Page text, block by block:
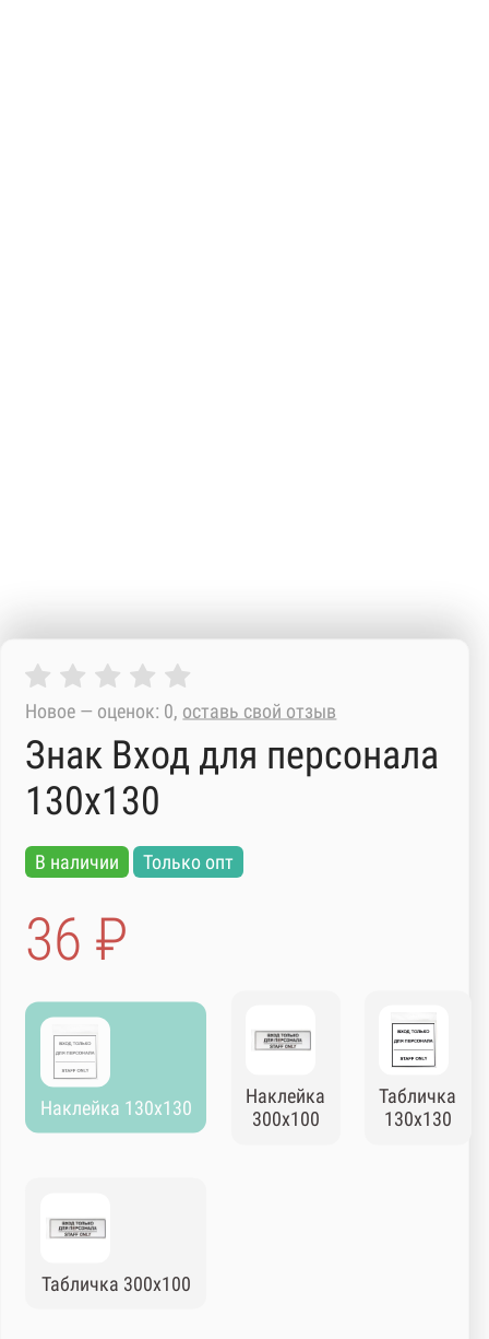
Новое — оценок: 0, оставь свой отзыв
Знак Вход для персонала
130х130
В наличии Только опт
36 ₽
Наклейка 130х130
Наклейка
300х100
Табличка
130х130
Табличка 300х100